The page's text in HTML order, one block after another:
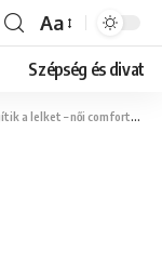
Font
Resizer
Aa
Szépség és divat
– női comfort food tippek